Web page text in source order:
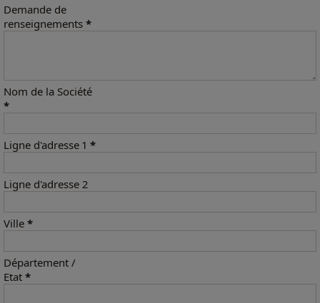
Demande de
renseignements *
Nom de la Société
*
Ligne d'adresse 1 *
Ligne d'adresse 2
Ville *
Département /
Etat *